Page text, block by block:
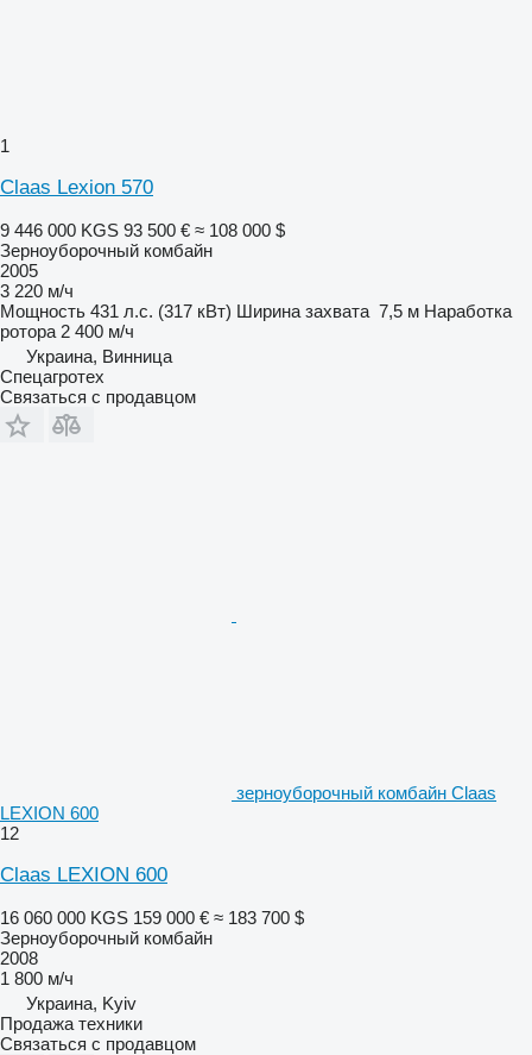
1
Claas Lexion 570
9 446 000 KGS 93 500 € ≈ 108 000 $
Зерноуборочный комбайн
2005
3 220 м/ч
Мощность 431 л.с. (317 кВт) Ширина захвата 7,5 м Наработка
ротора 2 400 м/ч
Украина, Винница
Спецагротех
Связаться с продавцом
зерноуборочный комбайн Claas
LEXION 600
12
Claas LEXION 600
16 060 000 KGS 159 000 € ≈ 183 700 $
Зерноуборочный комбайн
2008
1 800 м/ч
Украина, Kyiv
Продажа техники
Связаться с продавцом